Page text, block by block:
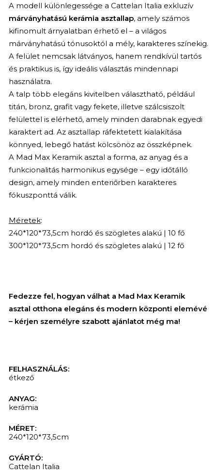
A modell különlegessége a Cattelan Italia exkluzív
márványhatású kerámia asztallap, amely számos
kifinomult árnyalatban érhető el – a világos
márványhatású tónusoktól a mély, karakteres színekig.
A felület nemcsak látványos, hanem rendkívül tartós
és praktikus is, így ideális választás mindennapi
használatra.
A talp több elegáns kivitelben választható, például
titán, bronz, grafit vagy fekete, illetve szálcsiszolt
felülettel is elérhető, amely minden darabnak egyedi
karaktert ad. Az asztallap ráfektetett kialakítása
könnyed, lebegő hatást kölcsönöz az összképnek.
A Mad Max Keramik asztal a forma, az anyag és a
funkcionalitás harmonikus egysége – egy időtálló
design, amely minden enteriőrben karakteres
fókuszponttá válik.
Méretek:
240*120*73,5cm hordó és szögletes alakú | 10 fő
300*120*73,5cm hordó és szögletes alakú | 12 fő
Fedezze fel, hogyan válhat a Mad Max Keramik
asztal otthona elegáns és modern központi elemévé
– kérjen személyre szabott ajánlatot még ma!
FELHASZNÁLÁS:
étkező
ANYAG:
kerámia
MÉRET:
240*120*73,5cm
GYÁRTÓ:
Cattelan Italia